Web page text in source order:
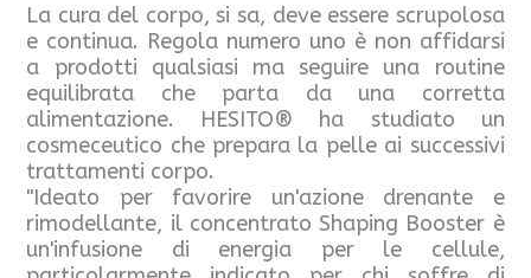
La cura del corpo, si sa, deve essere scrupolosa
e continua. Regola numero uno è non affidarsi
a prodotti qualsiasi ma seguire una routine
equilibrata che parta da una corretta
alimentazione. HESITO® ha studiato un
cosmeceutico che prepara la pelle ai successivi
trattamenti corpo.
"Ideato per favorire un'azione drenante e
rimodellante, il concentrato Shaping Booster è
un'infusione di energia per le cellule,